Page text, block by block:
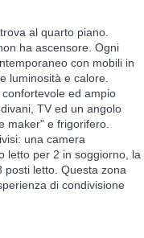
al quarto piano.
ha ascensore. Ogni
con mobili in
luminosità e calore.
ed ampio
TV ed un angolo
maker" e frigorifero.
una camera
letto per 2 in soggiorno, la
posti letto. Questa zona
di condivisione